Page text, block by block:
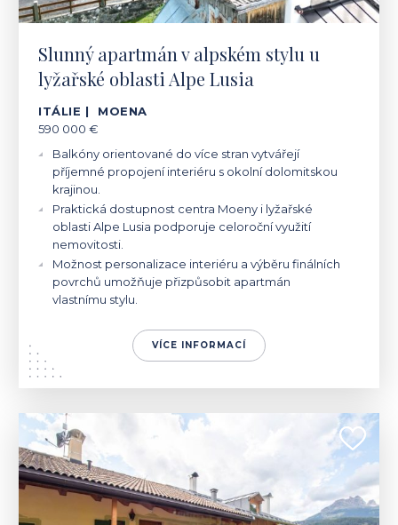
Slunný apartmán v alpském stylu u
lyžařské oblasti Alpe Lusia
ITÁLIE | MOENA
590 000 €
Balkóny orientované do více stran vytvářejí
příjemné propojení interiéru s okolní dolomitskou
krajinou.
Praktická dostupnost centra Moeny i lyžařské
oblasti Alpe Lusia podporuje celoroční využití
nemovitosti.
Možnost personalizace interiéru a výběru finálních
povrchů umožňuje přizpůsobit apartmán
vlastnímu stylu.
VÍCE INFORMACÍ
ITÁLIE | MOENA
565 000 €